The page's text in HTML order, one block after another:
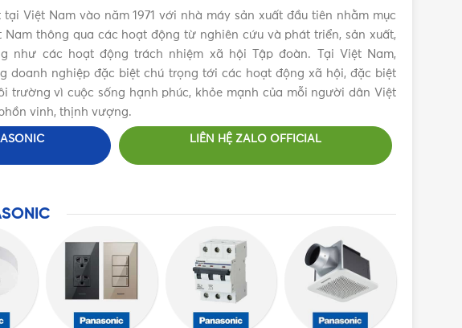
Việt Nam vào năm 1971 với nhà máy sản xuất đầu tiên nhằm mục
thông qua các hoạt động từ nghiên cứu và phát triển, sản xuất,
như các hoạt động trách nhiệm xã hội Tập đoàn. Tại Việt Nam,
doanh nghiệp đặc biệt chú trọng tới các hoạt động xã hội, đặc biệt
trường vì cuộc sống hạnh phúc, khỏe mạnh của mỗi người dân Việt
vinh, thịnh vượng.
LIÊN HỆ ZALO OFFICIAL